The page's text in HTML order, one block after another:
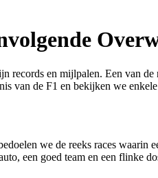
records en mijlpalen. Een van
van de F1 en bekijken we
we de reeks races waarin
een goed team en een flinke